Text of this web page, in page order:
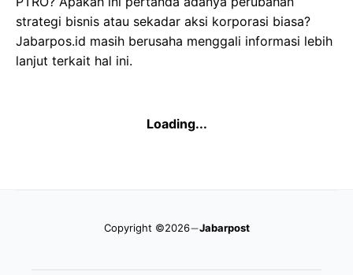
strategi bisnis atau sekadar aksi korporasi biasa?
Jabarpos.id masih berusaha menggali informasi lebih
lanjut terkait hal ini.
Loading...
Copyright ©2026 Jabarpost